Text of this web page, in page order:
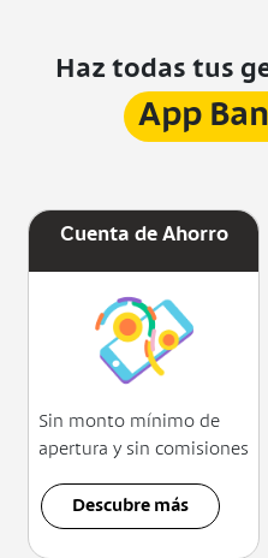
Haz todas tus
App
Cuenta de Ahorro
Sin monto mínimo de
apertura y sin comisiones
Descubre más